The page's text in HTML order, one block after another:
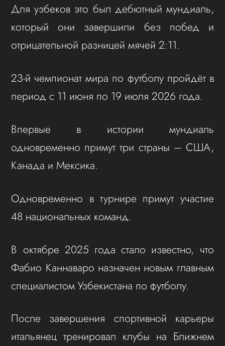
Для узбеков это был дебютный мундиаль,
который они завершили без побед и
отрицательной разницей мячей 2:11.
23-й чемпионат мира по футболу пройдёт в
период с 11 июня по 19 июля 2026 года.
Впервые в истории мундиаль
одновременно примут три страны – США,
Канада и Мексика.
Одновременно в турнире примут участие
48 национальных команд.
В октябре 2025 года стало известно, что
Фабио Каннаваро назначен новым главным
специалистом Узбекистана по футболу.
После завершения спортивной карьеры
итальянец тренировал клубы на Ближнем